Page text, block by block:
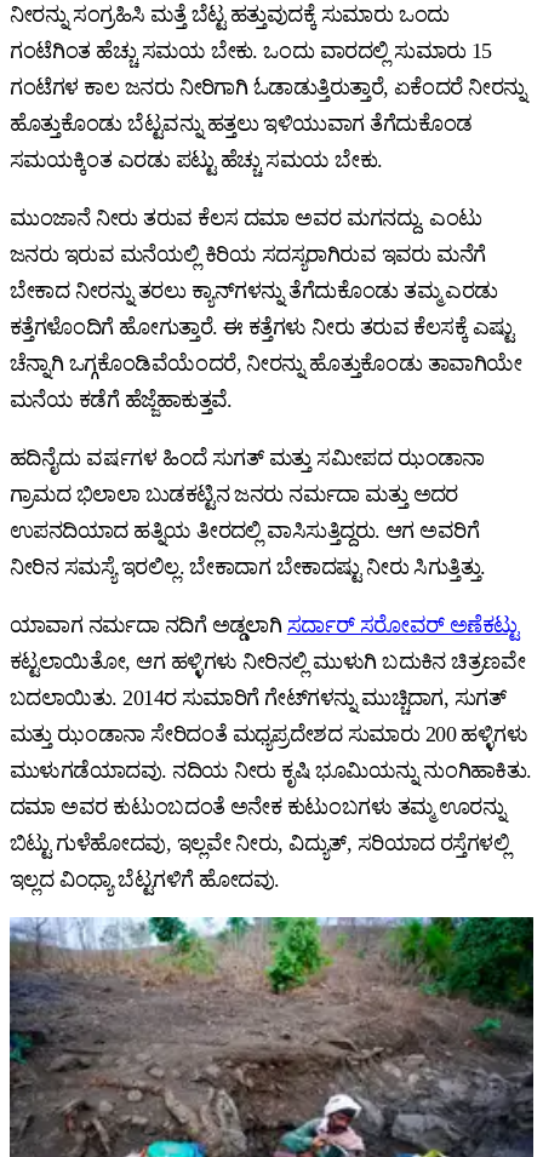
ನೀರನ್ನು ಸಂಗ್ರಹಿಸಿ ಮತ್ತೆ ಬೆಟ್ಟ ಹತ್ತುವುದಕ್ಕೆ ಸುಮಾರು ಒಂದು
ಗಂಟೆಗಿಂತ ಹೆಚ್ಚು ಸಮಯ ಬೇಕು. ಒಂದು ವಾರದಲ್ಲಿ ಸುಮಾರು 15
ಗಂಟೆಗಳ ಕಾಲ ಜನರು ನೀರಿಗಾಗಿ ಓಡಾಡುತ್ತಿರುತ್ತಾರೆ, ಏಕೆಂದರೆ ನೀರನ್ನು
ಹೊತ್ತುಕೊಂಡು ಬೆಟ್ಟವನ್ನು ಹತ್ತಲು ಇಳಿಯುವಾಗ ತೆಗೆದುಕೊಂಡ
ಸಮಯಕ್ಕಿಂತ ಎರಡು ಪಟ್ಟು ಹೆಚ್ಚು ಸಮಯ ಬೇಕು.
ಮುಂಜಾನೆ ನೀರು ತರುವ ಕೆಲಸ ದಮಾ ಅವರ ಮಗನದ್ದು. ಎಂಟು
ಜನರು ಇರುವ ಮನೆಯಲ್ಲಿ ಕಿರಿಯ ಸದಸ್ಯರಾಗಿರುವ ಇವರು ಮನೆಗೆ
ಬೇಕಾದ ನೀರನ್ನು ತರಲು ಕ್ಯಾನ್‌ಗಳನ್ನು ತೆಗೆದುಕೊಂಡು ತಮ್ಮ ಎರಡು
ಕತ್ತೆಗಳೊಂದಿಗೆ ಹೋಗುತ್ತಾರೆ. ಈ ಕತ್ತೆಗಳು ನೀರು ತರುವ ಕೆಲಸಕ್ಕೆ ಎಷ್ಟು
ಚೆನ್ನಾಗಿ ಒಗ್ಗಕೊಂಡಿವೆಯೆಂದರೆ, ನೀರನ್ನು ಹೊತ್ತುಕೊಂಡು ತಾವಾಗಿಯೇ
ಮನೆಯ ಕಡೆಗೆ ಹೆಜ್ಜೆಹಾಕುತ್ತವೆ.
ಹದಿನೈದು ವರ್ಷಗಳ ಹಿಂದೆ ಸುಗತ್‌ ಮತ್ತು ಸಮೀಪದ ಝಂಡಾನಾ
ಗ್ರಾಮದ ಭಿಲಾಲಾ ಬುಡಕಟ್ಟಿನ ಜನರು ನರ್ಮದಾ ಮತ್ತು ಅದರ
ಉಪನದಿಯಾದ ಹತ್ನಿಯ ತೀರದಲ್ಲಿ ವಾಸಿಸುತ್ತಿದ್ದರು. ಆಗ ಅವರಿಗೆ
ನೀರಿನ ಸಮಸ್ಯೆ ಇರಲಿಲ್ಲ. ಬೇಕಾದಾಗ ಬೇಕಾದಷ್ಟು ನೀರು ಸಿಗುತ್ತಿತ್ತು.
ಯಾವಾಗ ನರ್ಮದಾ ನದಿಗೆ ಅಡ್ಡಲಾಗಿ ಸರ್ದಾರ್‌ ಸರೋವರ್‌ ಅಣೆಕಟ್ಟು
ಕಟ್ಟಲಾಯಿತೋ, ಆಗ ಹಳ್ಳಿಗಳು ನೀರಿನಲ್ಲಿ ಮುಳುಗಿ ಬದುಕಿನ ಚಿತ್ರಣವೇ
ಬದಲಾಯಿತು. 2014ರ ಸುಮಾರಿಗೆ ಗೇಟ್‌ಗಳನ್ನು ಮುಚ್ಚಿದಾಗ, ಸುಗತ್‌
ಮತ್ತು ಝಂಡಾನಾ ಸೇರಿದಂತೆ ಮಧ್ಯಪ್ರದೇಶದ ಸುಮಾರು 200 ಹಳ್ಳಿಗಳು
ಮುಳುಗಡೆಯಾದವು. ನದಿಯ ನೀರು ಕೃಷಿ ಭೂಮಿಯನ್ನು ನುಂಗಿಹಾಕಿತು.
ದಮಾ ಅವರ ಕುಟುಂಬದಂತೆ ಅನೇಕ ಕುಟುಂಬಗಳು ತಮ್ಮ ಊರನ್ನು
ಬಿಟ್ಟು ಗುಳೆಹೋದವು, ಇಲ್ಲವೇ ನೀರು, ವಿದ್ಯುತ್‌, ಸರಿಯಾದ ರಸ್ತೆಗಳಲ್ಲಿ
ಇಲ್ಲದ ವಿಂಧ್ಯಾ ಬೆಟ್ಟಗಳಿಗೆ ಹೋದವು.